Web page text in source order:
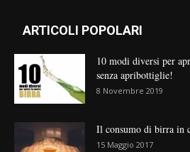
ARTICOLI POPOLARI
10 modi diversi per
senza apribottiglie!
8 Novembre 2019
Il consumo di birra in
15 Maggio 2017